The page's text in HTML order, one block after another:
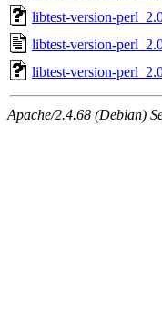
libtest-version-
libtest-version-
libtest-version-
Apache/2.4.68 (Debian)